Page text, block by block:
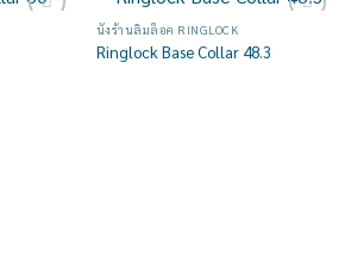
นั่งร้านลิ่มล็อค RINGLOCK
Ringlock Base Collar 48.3